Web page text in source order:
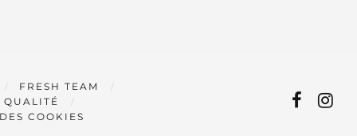
FRESH TEAM
QUALITÉ
COOKIES